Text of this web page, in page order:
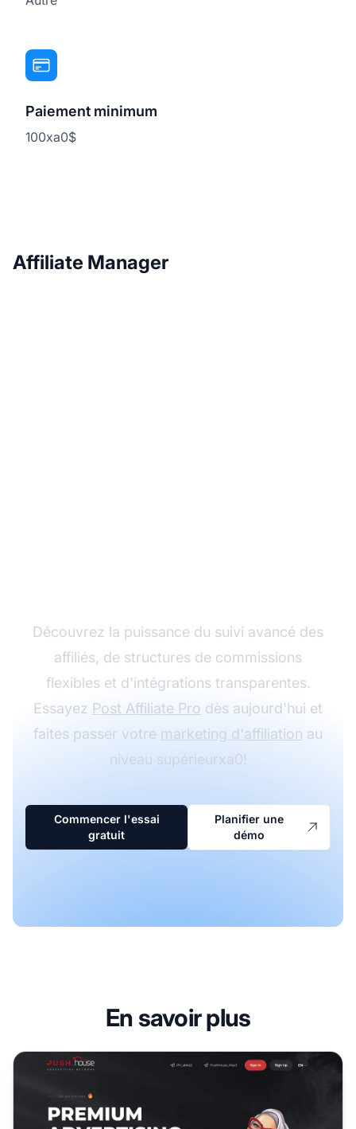
Paiement minimum
100xa0$
Affiliate Manager
Découvrez la puissance du suivi avancé des
affiliés, de structures de commissions
flexibles et d'intégrations transparentes.
Essayez Post Affiliate Pro dès aujourd'hui et
faites passer votre marketing d'affiliation au
niveau supérieurxa0!
Commencer l'essai
gratuit
Planifier une
démo
En savoir plus
Programme d'affiliation Push.House